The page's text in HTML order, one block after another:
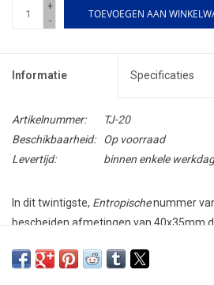
+
-
TOEVOEGEN AAN
Informatie Specificaties
Artikelnummer:
TJ-20
Beschikbaarheid:
Op voorraad
Levertijd:
binnen enkele
In dit twintigste, Entropischenummer
bescheiden afmetingen van 40x35mm
verspreid twee korte verhalen van